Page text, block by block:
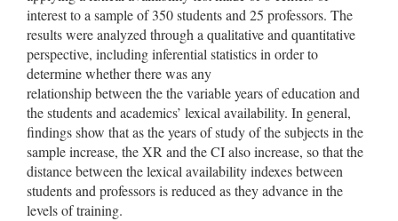
interest to a sample of 350 students and 25 professors. The
results were analyzed through a qualitative and quantitative
perspective, including inferential statistics in order to
determine whether there was any
relationship between the the variable years of education and
the students and academics’ lexical availability. In general,
findings show that as the years of study of the subjects in the
sample increase, the XR and the CI also increase, so that the
distance between the lexical availability indexes between
students and professors is reduced as they advance in the
levels of training.